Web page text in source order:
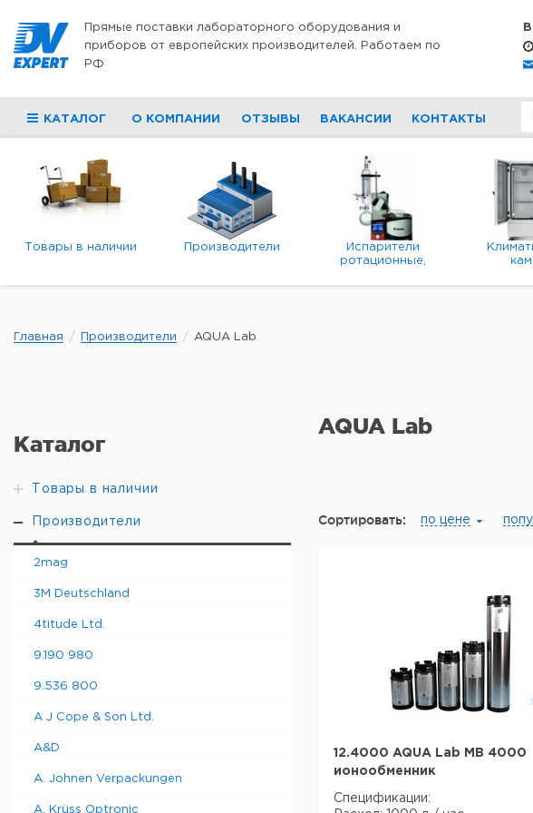
Прямые поставки лабораторного оборудования и
приборов от европейских производителей. Работаем по
РФ
КАТАЛОГ О КОМПАНИИ ОТЗЫВЫ ВАКАНСИИ КОНТАКТЫ
Товары в наличии Производители
Испарители
ротационные,
вакуумные
Главная Производители AQUA Lab
Каталог
Товары в наличии
Производители
2mag
3M Deutschland
4titude Ltd.
9.190 980
9.536 800
A J Cope & Son Ltd.
A&D
A. Johnen Verpackungen
A. Krüss Optronic
AQUA Lab
Сортировать: по цене
12.4000 AQUA Lab MB 4000
ионообменник
Спецификации: